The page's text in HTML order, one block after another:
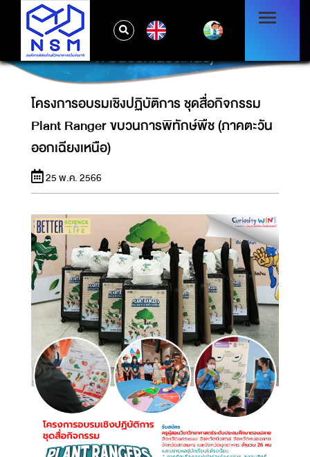
โครงการอบรมเชิงปฏิบัติการ ชุดสื่อกิจกรรม
PLANT RANGER ขบวนการพิทักษ์พืช (ภาค
ตะวันออกเฉียงเหนือ)
โครงการอบรมเชิงปฏิบัติการ ชุดสื่อกิจกรรม
Plant Ranger ขบวนการพิทักษ์พืช (ภาคตะวัน
ออกเฉียงเหนือ)
25 พ.ค. 2566